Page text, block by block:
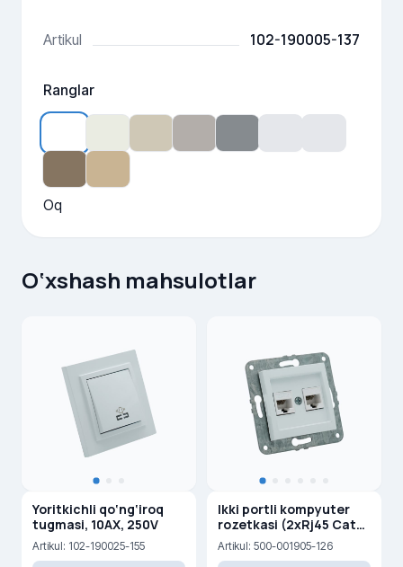
Artikul 102-190005-137
Ranglar
Oq
O‘xshash mahsulotlar
Yoritkichli qo‘ng‘iroq
tugmasi, 10AX, 250V
Artikul: 102-190025-155
Ikki portli kompyuter
rozetkasi (2xRj45 Cat
6)
Artikul: 500-001905-126